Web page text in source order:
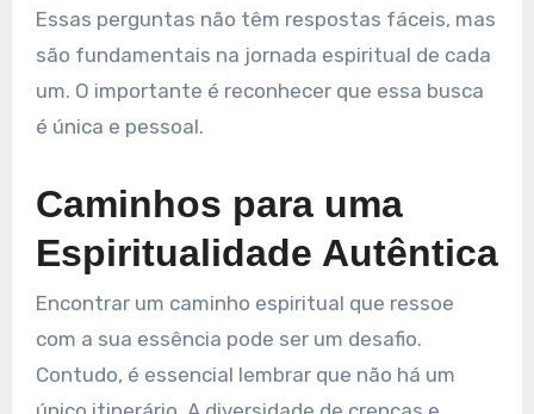
Essas perguntas não têm respostas fáceis, mas
são fundamentais na jornada espiritual de cada
um. O importante é reconhecer que essa busca
é única e pessoal.
Caminhos para uma
Espiritualidade Autêntica
Encontrar um caminho espiritual que ressoe
com a sua essência pode ser um desafio.
Contudo, é essencial lembrar que não há um